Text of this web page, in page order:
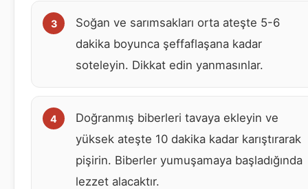
Soğan ve sarımsakları orta ateşte 5-6
dakika boyunca şeffaflaşana kadar
soteleyin. Dikkat edin yanmasınlar.
Doğranmış biberleri tavaya ekleyin ve
yüksek ateşte 10 dakika kadar karıştırarak
pişirin. Biberler yumuşamaya başladığında
lezzet alacaktır.